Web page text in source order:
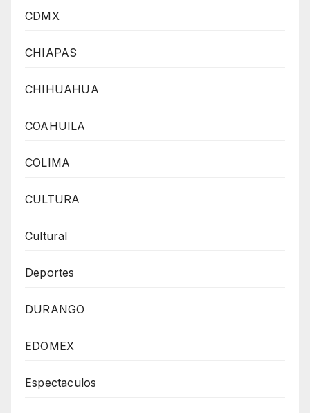
CDMX
CHIAPAS
CHIHUAHUA
COAHUILA
COLIMA
CULTURA
Cultural
Deportes
DURANGO
EDOMEX
Espectaculos